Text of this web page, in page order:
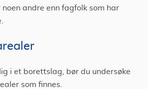
andre enn fagfolk som har
i et borettslag, bør du undersøke
som finnes.